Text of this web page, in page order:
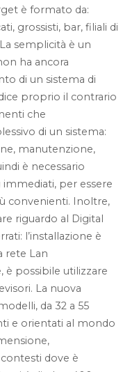
è formato da:
grossisti, bar, filiali di
semplicità è un
ha ancora
di un sistema di
proprio il contrario
che
di un sistema:
manutenzione,
è necessario
per essere
convenienti. Inoltre,
riguardo al Digital
l’installazione è
rete Lan
possibile utilizzare
La nuova
da 32 a 55
e orientati al mondo
dove è